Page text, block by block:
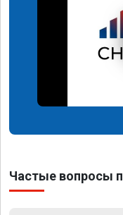
Частые вопросы